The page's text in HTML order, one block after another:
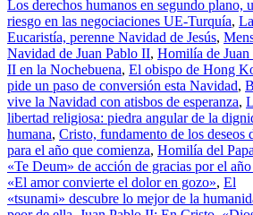
Los derechos humanos en segundo plano,
riesgo en las negociaciones UE-Turquía, La
Eucaristía, perenne Navidad de Jesús,
Navidad de Juan Pablo II, Homilía de Juan
II en la Nochebuena, El obispo de Hong
pide un paso de conversión esta Navidad,
vive la Navidad con atisbos de esperanza,
libertad religiosa: piedra angular de la
humana, Cristo, fundamento de los deseos
para el año que comienza, Homilía del
«Te Deum» de acción de gracias por el
«El amor convierte el dolor en gozo», El
«tsunami» descubre lo mejor de la